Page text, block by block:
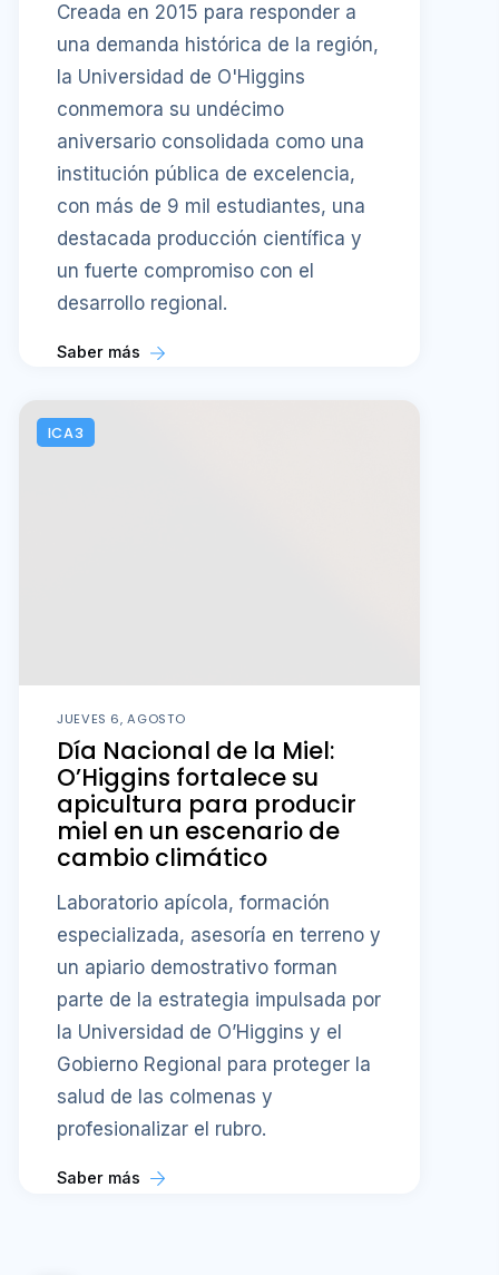
Creada en 2015 para responder a
una demanda histórica de la región,
la Universidad de O'Higgins
conmemora su undécimo
aniversario consolidada como una
institución pública de excelencia,
con más de 9 mil estudiantes, una
destacada producción científica y
un fuerte compromiso con el
desarrollo regional.
Saber más
ICA3
JUEVES 6, AGOSTO
Día Nacional de la Miel:
O’Higgins fortalece su
apicultura para producir
miel en un escenario de
cambio climático
Laboratorio apícola, formación
especializada, asesoría en terreno y
un apiario demostrativo forman
parte de la estrategia impulsada por
la Universidad de O’Higgins y el
Gobierno Regional para proteger la
salud de las colmenas y
profesionalizar el rubro.
Saber más